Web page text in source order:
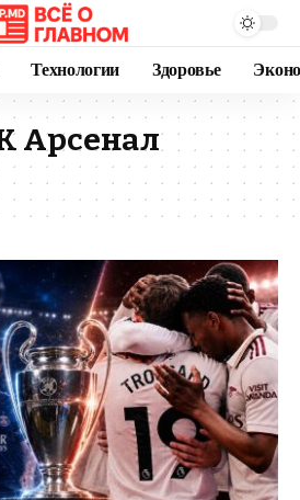
Технологии Здоровье
Арсенал